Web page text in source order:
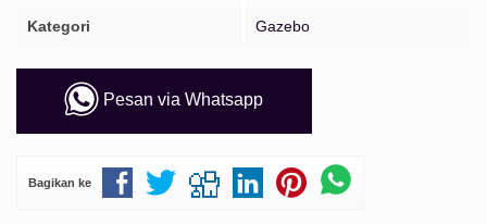
Kategori Gazebo
Pesan via Whatsapp
Bagikan ke